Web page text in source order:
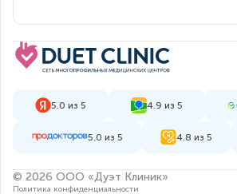
5.0 из 5 4.9 из 5
5.0 из 5 4.8 из 5
© 2026 ООО «Дуэт Клиник»
Политика конфиденциальности